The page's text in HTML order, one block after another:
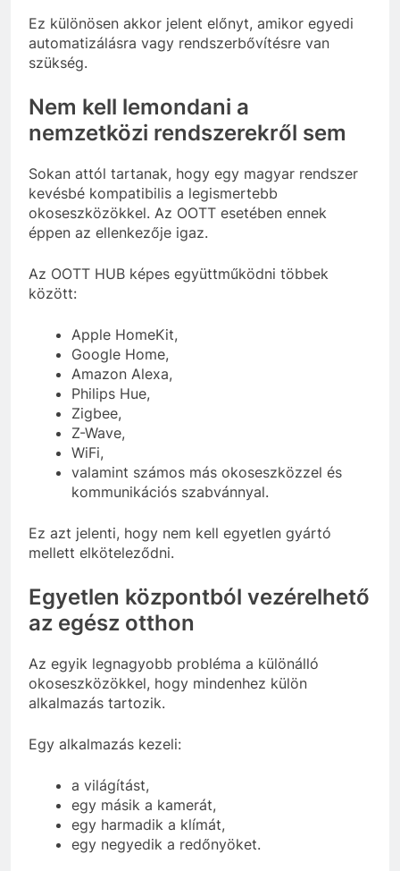
Ez különösen akkor jelent előnyt, amikor egyedi
automatizálásra vagy rendszerbővítésre van
szükség.
Nem kell lemondani a
nemzetközi rendszerekről sem
Sokan attól tartanak, hogy egy magyar rendszer
kevésbé kompatibilis a legismertebb
okoseszközökkel. Az OOTT esetében ennek
éppen az ellenkezője igaz.
Az OOTT HUB képes együttműködni többek
között:
Apple HomeKit,
Google Home,
Amazon Alexa,
Philips Hue,
Zigbee,
Z-Wave,
WiFi,
valamint számos más okoseszközzel és
kommunikációs szabvánnyal.
Ez azt jelenti, hogy nem kell egyetlen gyártó
mellett elköteleződni.
Egyetlen központból vezérelhető
az egész otthon
Az egyik legnagyobb probléma a különálló
okoseszközökkel, hogy mindenhez külön
alkalmazás tartozik.
Egy alkalmazás kezeli:
a világítást,
egy másik a kamerát,
egy harmadik a klímát,
egy negyedik a redőnyöket.